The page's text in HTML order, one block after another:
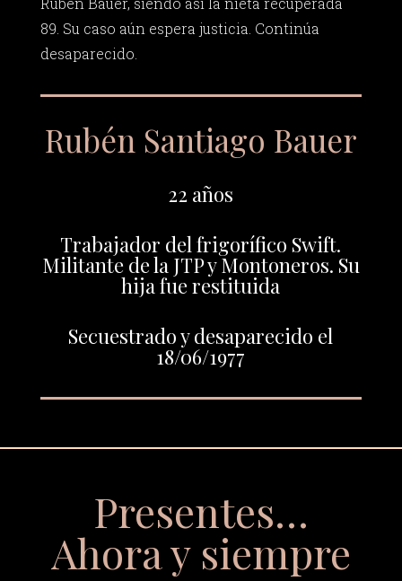
89. Su caso aún espera justicia. Continúa
desaparecido.
Rubén Santiago Bauer
22 años
Trabajador del frigorífico Swift.
Militante de la JTP y Montoneros. Su
hija fue restituida
Secuestrado y desaparecido el
18/06/1977
Presentes…
Ahora y siempre